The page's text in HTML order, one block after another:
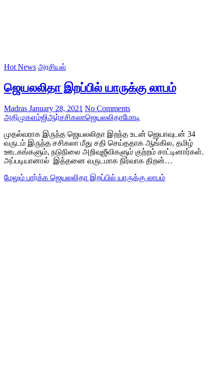
Hot News அரசியல்
ஜெயலலிதா இறப்பில் யாருக்கு லாபம்
Madras January 28, 2021 No Comments
அதிமுகஎம்ஜிஆர்சசிகலாஜெயலலிதாமோடி
முதல்வராக இருந்த ஜெயலலிதா இறந்த உடன் ஜெயாவுடன் 34
வருடம் இருந்த சசிகலா மீது சதி செய்ததாக ஆங்கில, தமிழ்
ஊடகங்களும், நடுநிலை அறிவுஜீவிகளும் குற்றம் சாட்டினார்கள்.
அப்படியானால் இத்தனை வருடமாக நிர்வாக திறன்…
மேலும் பார்க்க ஜெயலலிதா இறப்பில் யாருக்கு லாபம்